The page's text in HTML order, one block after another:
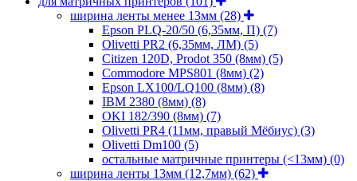
ширина ленты менее 13мм (28)
Epson PLQ-20/50 (6,35мм, П) (7)
Olivetti PR2 (6,35мм, ЛМ) (5)
Citizen 120D, Prodot 350 (8мм) (5)
Commodore MPS801 (8мм) (2)
Epson LX100/LQ100 (8мм) (8)
IBM 2380 (8мм) (8)
OKI 182/390 (8мм) (7)
Olivetti PR4 (11мм, правый Мёбиус) (3)
Olivetti Dm100 (5)
остальные матричные принтеры (<13мм) (0)
ширина ленты 13мм (12,7мм) (62)